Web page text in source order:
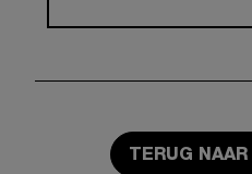
TERUG